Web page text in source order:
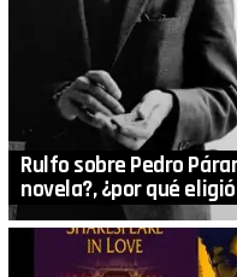
Rulfo sobre Pedro
novela?, ¿por qué